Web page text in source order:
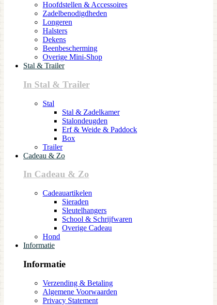
Hoofdstellen & Accessoires
Zadelbenodigdheden
Longeren
Halsters
Dekens
Beenbescherming
Overige Mini-Shop
Stal & Trailer
In Stal & Trailer
Stal
Stal & Zadelkamer
Stalondeugden
Erf & Weide & Paddock
Box
Trailer
Cadeau & Zo
In Cadeau & Zo
Cadeauartikelen
Sieraden
Sleutelhangers
School & Schrijfwaren
Overige Cadeau
Hond
Informatie
Informatie
Verzending & Betaling
Algemene Voorwaarden
Privacy Statement